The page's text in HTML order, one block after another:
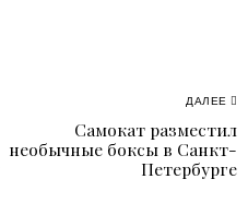
ДАЛЕЕ
Самокат разместил
необычные боксы в Санкт-
Петербурге